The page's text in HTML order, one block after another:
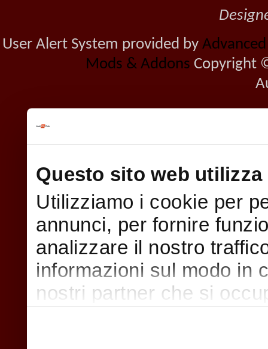
Questo sito web utilizza
Utilizziamo i cookie per
annunci, per fornire
analizzare il nostro
informazioni sul modo in
nostri partner che si
User Alert System provided by
Mods & Addons Copyright